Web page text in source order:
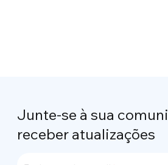
Junte-se à sua
receber atualizações